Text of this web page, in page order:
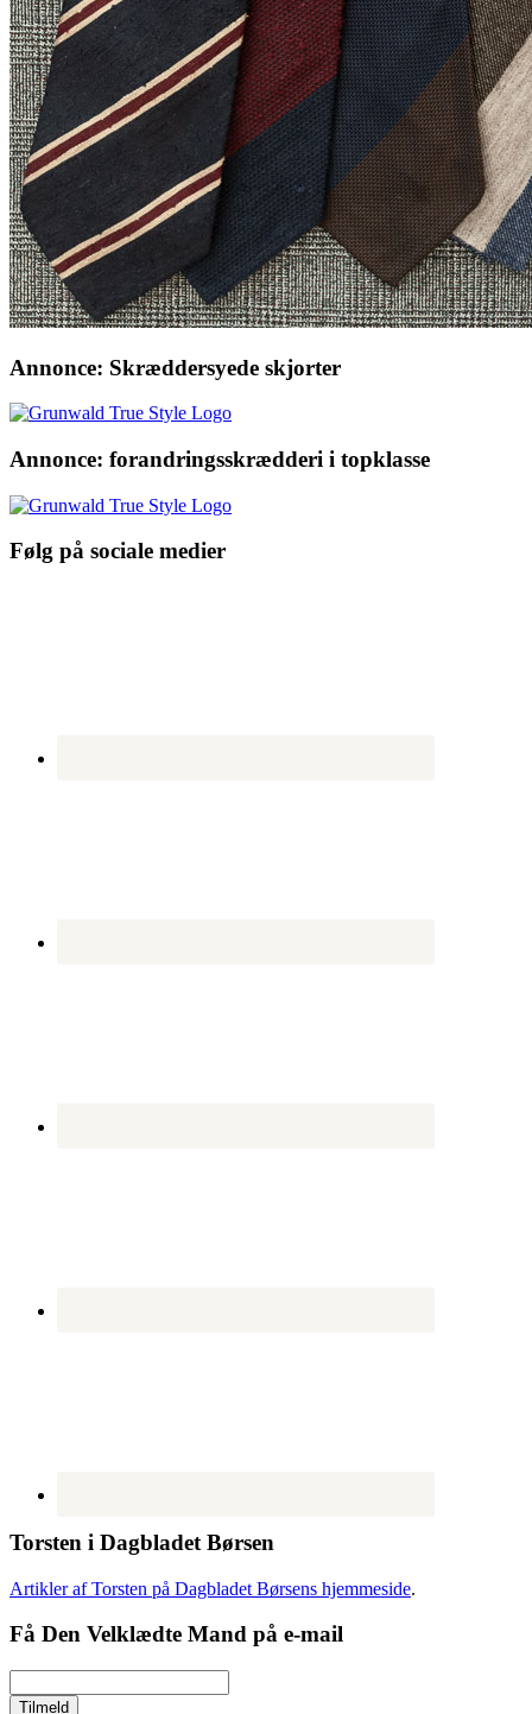
Annonce: Skræddersyede skjorter
Annonce: forandringsskrædderi i topklasse
Følg på sociale medier
Torsten i Dagbladet Børsen
Artikler af Torsten på Dagbladet Børsens hjemmeside.
Få Den Velklædte Mand på e-mail